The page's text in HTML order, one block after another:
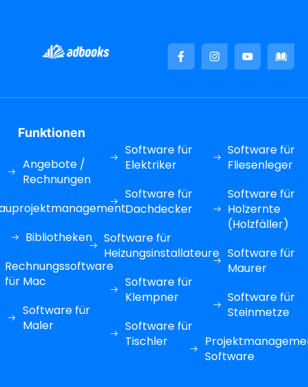
Funktionen
Angebote /
Rechnungen
Bibliotheken
Rechnungssoftware
für Mac
Software für
Maler
Software für
Elektriker
Software für
Dachdecker
Software für
Heizungsinstallateure
Software für
Klempner
Software für
Tischler
Software für
Fliesenleger
Software für
Holzernte
(Holzfäller)
Software für
Maurer
Software für
Steinmetze
Software